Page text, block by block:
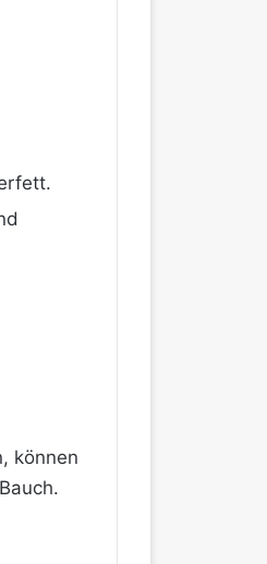
können